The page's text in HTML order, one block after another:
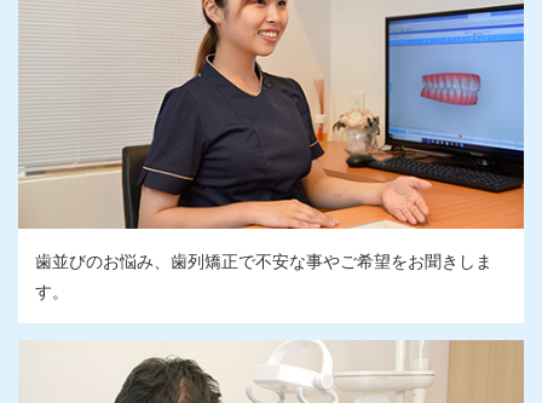
歯並びのお悩み、歯列矯正で不安な事やご希望をお聞きしま
す。